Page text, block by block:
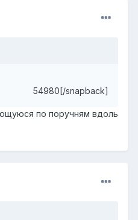
54980[/snapback]
по поручням вдоль